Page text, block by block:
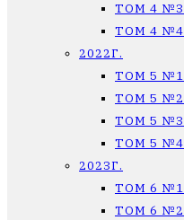
ТОМ 4 №3
ТОМ 4 №4
2022Г.
ТОМ 5 №1
ТОМ 5 №2
ТОМ 5 №3
ТОМ 5 №4
2023Г.
ТОМ 6 №1
ТОМ 6 №2